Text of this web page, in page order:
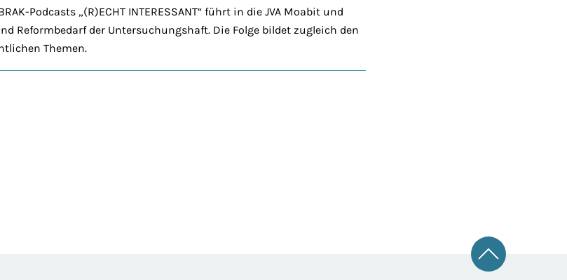
Podcasts „(R)ECHT INTERESSANT“ führt in die JVA Moabit und
Reformbedarf der Untersuchungshaft. Die Folge bildet zugleich den
Themen.
Zum